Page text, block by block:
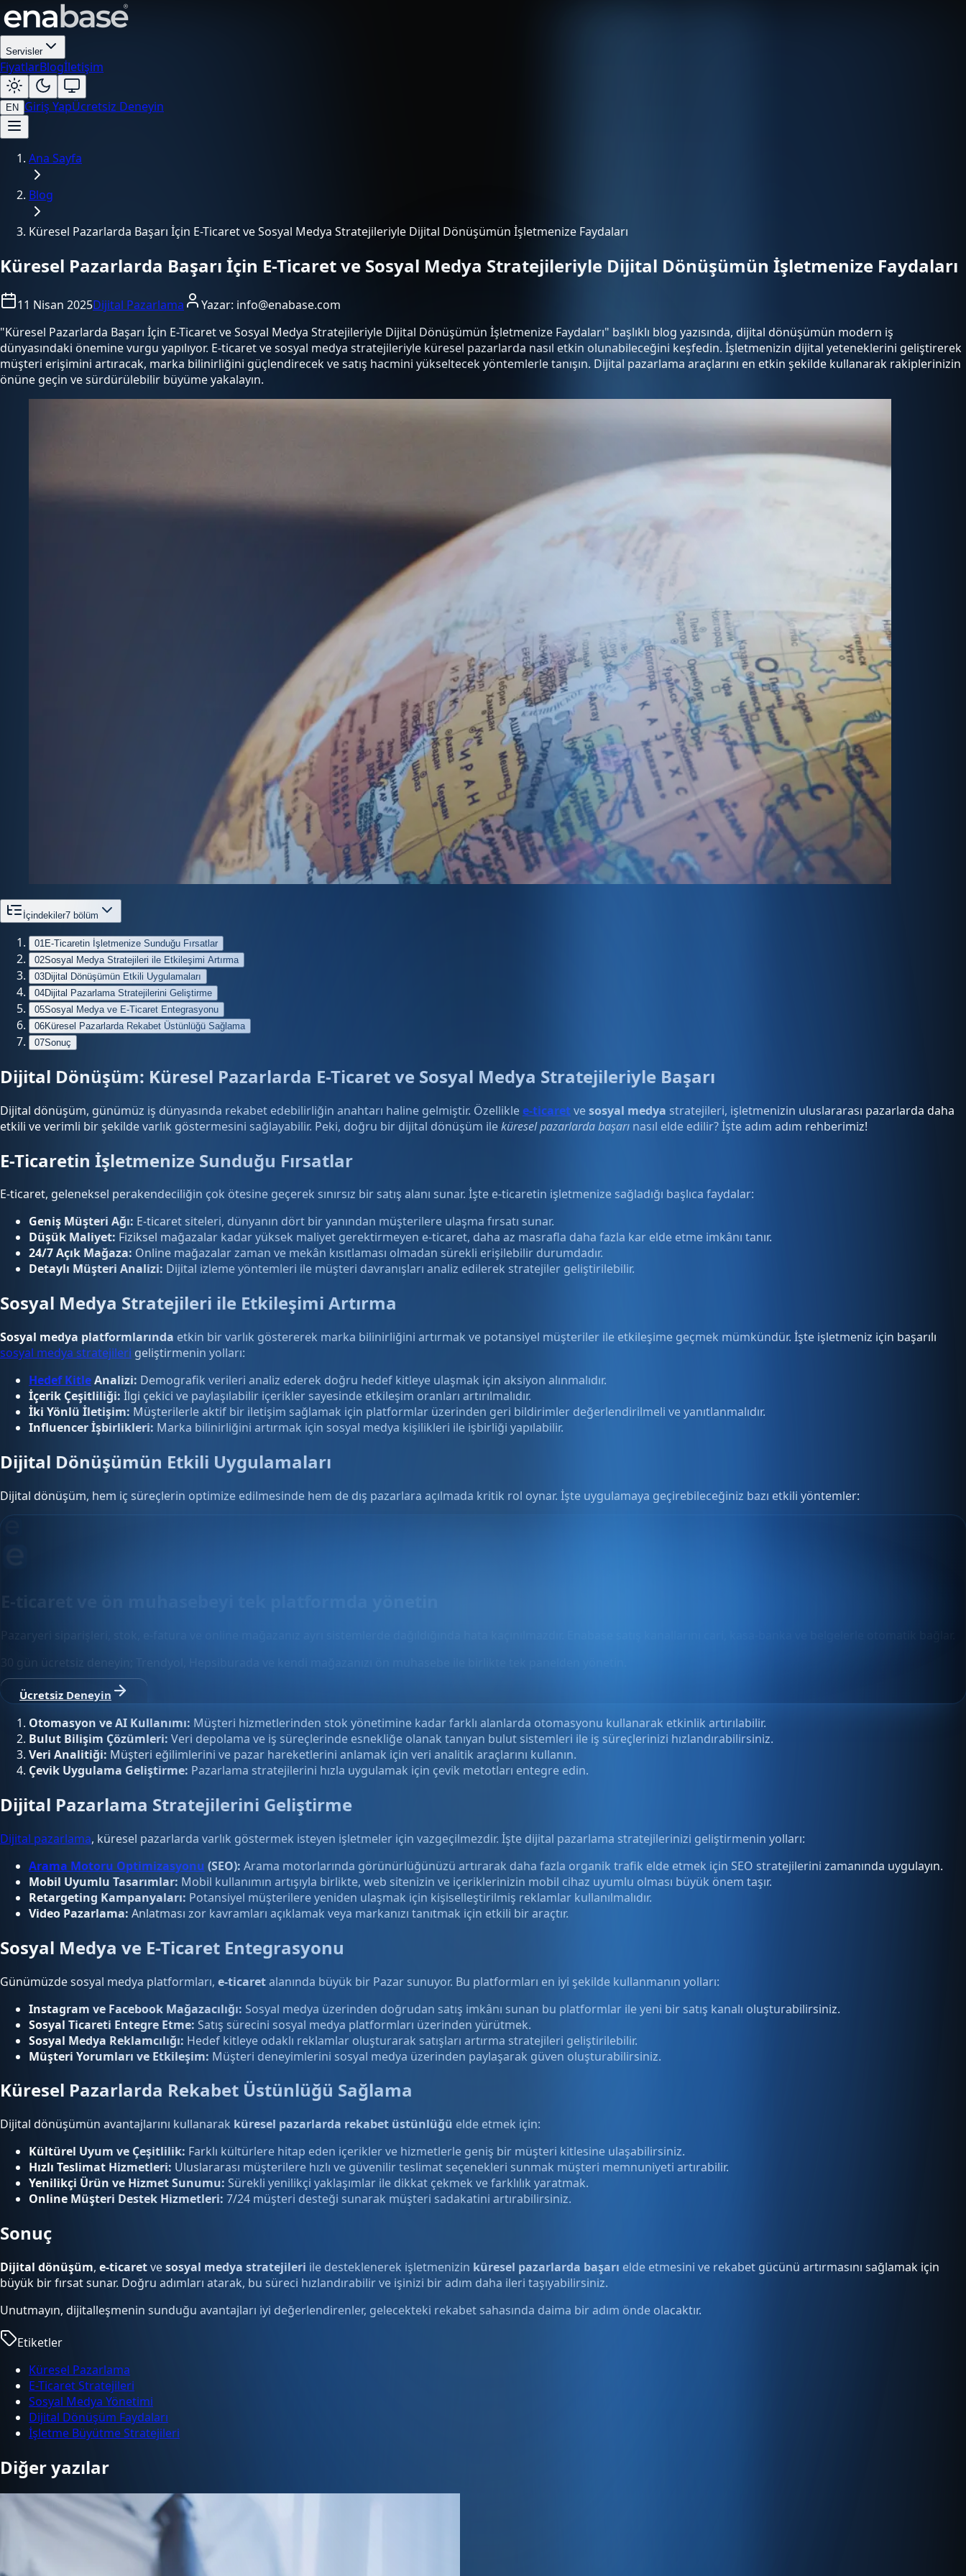
Servisler
FiyatlarBlogİletişim
EN Giriş YapÜcretsiz Deneyin
Ana Sayfa
Blog
Küresel Pazarlarda Başarı İçin E-Ticaret ve Sosyal Medya Stratejileriyle Dijital Dönüşümün İşletmenize Faydaları
Küresel Pazarlarda Başarı İçin E-Ticaret ve Sosyal Medya Stratejileriyle Dijital Dönüşümün İşletmenize Faydaları
11 Nisan 2025Dijital Pazarlama Yazar: info@enabase.com
"Küresel Pazarlarda Başarı İçin E-Ticaret ve Sosyal Medya Stratejileriyle Dijital Dönüşümün İşletmenize Faydaları" başlıklı blog yazısında, dijital dönüşümün modern iş
dünyasındaki önemine vurgu yapılıyor. E-ticaret ve sosyal medya stratejileriyle küresel pazarlarda nasıl etkin olunabileceğini keşfedin. İşletmenizin dijital yeteneklerini geliştirerek
müşteri erişimini artıracak, marka bilinirliğini güçlendirecek ve satış hacmini yükseltecek yöntemlerle tanışın. Dijital pazarlama araçlarını en etkin şekilde kullanarak rakiplerinizin
önüne geçin ve sürdürülebilir büyüme yakalayın.
İçindekiler7 bölüm
01 E-Ticaretin İşletmenize Sunduğu Fırsatlar
02Sosyal Medya Stratejileri ile Etkileşimi Artırma
03Dijital Dönüşümün Etkili Uygulamaları
04Dijital Pazarlama Stratejilerini Geliştirme
05Sosyal Medya ve E-Ticaret Entegrasyonu
06Küresel Pazarlarda Rekabet Üstünlüğü Sağlama
07Sonuç
Dijital Dönüşüm: Küresel Pazarlarda E-Ticaret ve Sosyal Medya Stratejileriyle Başarı
Dijital dönüşüm, günümüz iş dünyasında rekabet edebilirliğin anahtarı haline gelmiştir. Özelliklee-ticaretvesosyal medya stratejileri, işletmenizin uluslararası pazarlarda daha
etkili ve verimli bir şekilde varlık göstermesini sağlayabilir. Peki, doğru bir dijital dönüşüm ileküresel pazarlarda başarı nasıl elde edilir? İşte adım adım rehberimiz!
E-Ticaretin İşletmenize Sunduğu Fırsatlar
E-ticaret, geleneksel perakendeciliğin çok ötesine geçerek sınırsız bir satış alanı sunar. İşte e-ticaretin işletmenize sağladığı başlıca faydalar:
Geniş Müşteri Ağı: E-ticaret siteleri, dünyanın dört bir yanından müşterilere ulaşma fırsatı sunar.
Düşük Maliyet: Fiziksel mağazalar kadar yüksek maliyet gerektirmeyen e-ticaret, daha az masrafla daha fazla kar elde etme imkânı tanır.
24/7 Açık Mağaza: Online mağazalar zaman ve mekân kısıtlaması olmadan sürekli erişilebilir durumdadır.
Detaylı Müşteri Analizi: Dijital izleme yöntemleri ile müşteri davranışları analiz edilerek stratejiler geliştirilebilir.
Sosyal Medya Stratejileri ile Etkileşimi Artırma
Sosyal medya platformlarında etkin bir varlık göstererek marka bilinirliğini artırmak ve potansiyel müşteriler ile etkileşime geçmek mümkündür. İşte işletmeniz için başarılı
sosyal medya stratejileri geliştirmenin yolları:
Hedef KitleAnalizi: Demografik verileri analiz ederek doğru hedef kitleye ulaşmak için aksiyon alınmalıdır.
İçerik Çeşitliliği: İlgi çekici ve paylaşılabilir içerikler sayesinde etkileşim oranları artırılmalıdır.
İki Yönlü İletişim: Müşterilerle aktif bir iletişim sağlamak için platformlar üzerinden geri bildirimler değerlendirilmeli ve yanıtlanmalıdır.
Influencer İşbirlikleri: Marka bilinirliğini artırmak için sosyal medya kişilikleri ile işbirliği yapılabilir.
Dijital Dönüşümün Etkili Uygulamaları
Dijital dönüşüm, hem iç süreçlerin optimize edilmesinde hem de dış pazarlara açılmada kritik rol oynar. İşte uygulamaya geçirebileceğiniz bazı etkili yöntemler:
Ücretsiz Deneyin
Otomasyon ve AI Kullanımı: Müşteri hizmetlerinden stok yönetimine kadar farklı alanlarda otomasyonu kullanarak etkinlik artırılabilir.
Bulut Bilişim Çözümleri: Veri depolama ve iş süreçlerinde esnekliğe olanak tanıyan bulut sistemleri ile iş süreçlerinizi hızlandırabilirsiniz.
Veri Analitiği: Müşteri eğilimlerini ve pazar hareketlerini anlamak için veri analitik araçlarını kullanın.
Çevik Uygulama Geliştirme: Pazarlama stratejilerini hızla uygulamak için çevik metotları entegre edin.
Dijital Pazarlama Stratejilerini Geliştirme
Dijital pazarlama, küresel pazarlarda varlık göstermek isteyen işletmeler için vazgeçilmezdir. İşte dijital pazarlama stratejilerinizi geliştirmenin yolları:
Arama Motoru Optimizasyonu (SEO): Arama motorlarında görünürlüğünüzü artırarak daha fazla organik trafik elde etmek için SEO stratejilerini zamanında uygulayın.
Mobil Uyumlu Tasarımlar: Mobil kullanımın artışıyla birlikte, web sitenizin ve içeriklerinizin mobil cihaz uyumlu olması büyük önem taşır.
Retargeting Kampanyaları: Potansiyel müşterilere yeniden ulaşmak için kişiselleştirilmiş reklamlar kullanılmalıdır.
Video Pazarlama: Anlatması zor kavramları açıklamak veya markanızı tanıtmak için etkili bir araçtır.
Sosyal Medya ve E-Ticaret Entegrasyonu
Günümüzde sosyal medya platformları, e-ticaretalanında büyük bir Pazar sunuyor. Bu platformları en iyi şekilde kullanmanın yolları:
Instagram ve Facebook Mağazacılığı: Sosyal medya üzerinden doğrudan satış imkânı sunan bu platformlar ile yeni bir satış kanalı oluşturabilirsiniz.
Sosyal Ticareti Entegre Etme: Satış sürecini sosyal medya platformları üzerinden yürütmek.
Sosyal Medya Reklamcılığı: Hedef kitleye odaklı reklamlar oluşturarak satışları artırma stratejileri geliştirilebilir.
Müşteri Yorumları ve Etkileşim: Müşteri deneyimlerini sosyal medya üzerinden paylaşarak güven oluşturabilirsiniz.
Küresel Pazarlarda Rekabet Üstünlüğü Sağlama
Dijital dönüşümün avantajlarını kullanarak küresel pazarlarda rekabet üstünlüğü elde etmek için:
Kültürel Uyum ve Çeşitlilik: Farklı kültürlere hitap eden içerikler ve hizmetlerle geniş bir müşteri kitlesine ulaşabilirsiniz.
Hızlı Teslimat Hizmetleri: Uluslararası müşterilere hızlı ve güvenilir teslimat seçenekleri sunmak müşteri memnuniyeti artırabilir.
Yenilikçi Ürün ve Hizmet Sunumu: Sürekli yenilikçi yaklaşımlar ile dikkat çekmek ve farklılık yaratmak.
Online Müşteri Destek Hizmetleri: 7/24 müşteri desteği sunarak müşteri sadakatini artırabilirsiniz.
Sonuç
Dijital dönüşüm, e-ticaretvesosyal medya stratejileri ile desteklenerek işletmenizin küresel pazarlarda başarı elde etmesini ve rekabet gücünü artırmasını sağlamak için
büyük bir fırsat sunar. Doğru adımları atarak, bu süreci hızlandırabilir ve işinizi bir adım daha ileri taşıyabilirsiniz.
Unutmayın, dijitalleşmenin sunduğu avantajları iyi değerlendirenler, gelecekteki rekabet sahasında daima bir adım önde olacaktır.
Etiketler
Küresel Pazarlama
E-Ticaret Stratejileri
Sosyal Medya Yönetimi
Dijital Dönüşüm Faydaları
İşletme Büyütme Stratejileri
Diğer yazılar